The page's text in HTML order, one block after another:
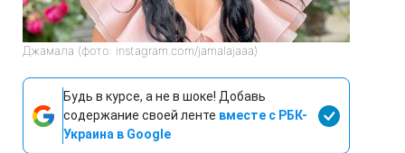
Джамала (фото: instagram.com/jamalajaaa)
Будь в курсе, а не в шоке! Добавь
содержание своей ленте вместе с РБК-
Украина в Google